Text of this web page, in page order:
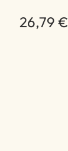
26,79 €